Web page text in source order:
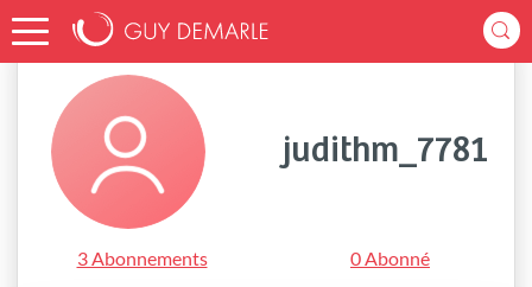
Accueil judithm_7781
judithm_7781
3 Abonnements 0 Abonné